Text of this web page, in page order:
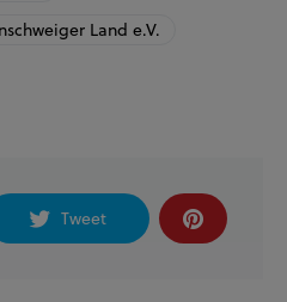
Land e.V.
Tweet